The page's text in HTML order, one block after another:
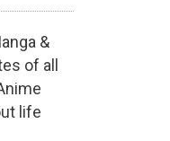
&
of all
life